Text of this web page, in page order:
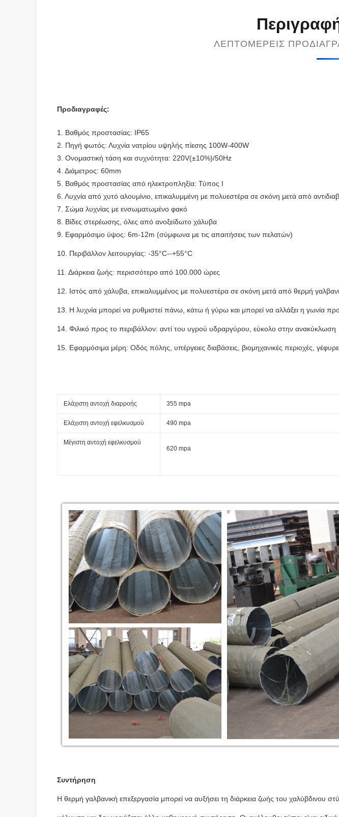
ΛΕΠΤΟΜΕΡΕΊΣ
Προδιαγραφές:
1. Βαθμός προστασίας: IP65
2. Πηγή φωτός: Λυχνία νατρίου υψηλής πίεσης 100W-400W
3. Ονομαστική τάση και συχνότητα: 220V(±10%)/50Hz
4. Διάμετρος: 60mm
5. Βαθμός προστασίας από ηλεκτροπληξία: Τύπος I
6. Λυχνία από χυτό αλουμίνιο, επικαλυμμένη με πολυεστέρα σε σκόνη μετά από
7. Σώμα λυχνίας με ενσωματωμένο φακό
8. Βίδες στερέωσης, όλες από ανοξείδωτο χάλυβα
9. Εφαρμόσιμο ύψος: 6m-12m (σύμφωνα με τις απαιτήσεις των πελατών)
10. Περιβάλλον λειτουργίας: -35°C--+55°C
11. Διάρκεια ζωής: περισσότερο από 100.000 ώρες
12. Ιστός από χάλυβα, επικαλυμμένος με πολυεστέρα σε σκόνη μετά από θερμή
13. Η λυχνία μπορεί να ρυθμιστεί πάνω, κάτω ή γύρω και μπορεί να αλλάξει η γωνία
14. Φιλικό προς το περιβάλλον: αντί του υγρού υδραργύρου, εύκολο στην ανακύκλωση
15. Εφαρμόσιμα μέρη: Οδός πόλης, υπέργειες διαβάσεις, βιομηχανικές περιοχές,
Ελάχιστη αντοχή διαρροής 355 mpa
Ελάχιστη αντοχή εφελκυσμού 490 mpa
Μέγιστη αντοχή εφελκυσμού
620 mpa
Συντήρηση
Η θερμή γαλβανική επεξεργασία μπορεί να αυξήσει τη διάρκεια ζωής του χαλύβδινου